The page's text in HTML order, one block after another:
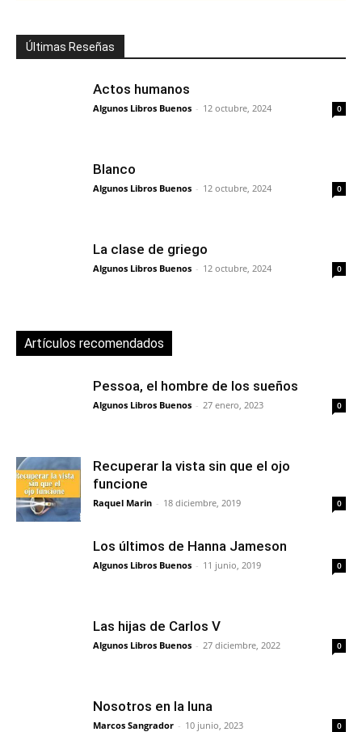
Últimas Reseñas
Actos humanos
Algunos Libros Buenos - 12 octubre, 2024 0
Blanco
Algunos Libros Buenos - 12 octubre, 2024 0
La clase de griego
Algunos Libros Buenos - 12 octubre, 2024 0
Artículos recomendados
Pessoa, el hombre de los sueños
Algunos Libros Buenos - 27 enero, 2023 0
Recuperar la vista sin que el ojo
funcione
Raquel Marin - 18 diciembre, 2019 0
Los últimos de Hanna Jameson
Algunos Libros Buenos - 11 junio, 2019 0
Las hijas de Carlos V
Algunos Libros Buenos - 27 diciembre, 2022 0
Nosotros en la luna
Marcos Sangrador - 10 junio, 2023 0